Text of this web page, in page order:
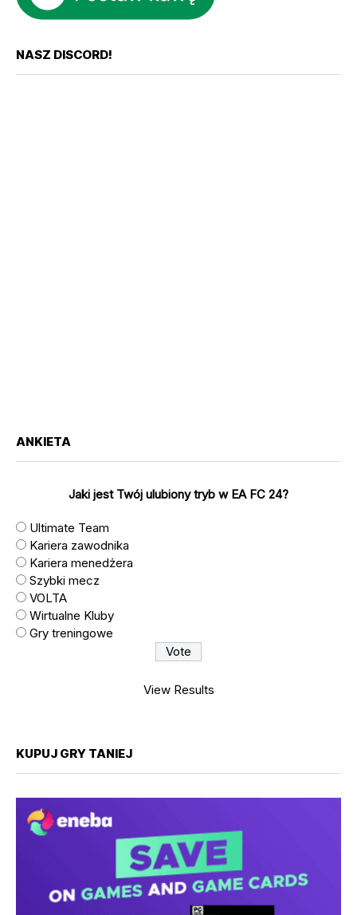
NASZ DISCORD!
ANKIETA
Jaki jest Twój ulubiony tryb w EA FC 24?
Ultimate Team
Kariera zawodnika
Kariera menedżera
Szybki mecz
VOLTA
Wirtualne Kluby
Gry treningowe
View Results
KUPUJ GRY TANIEJ